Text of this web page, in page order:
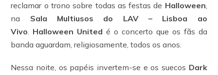
reclamar o trono sobre todas as festas de Halloween,
na Sala Multiusos do LAV – Lisboa ao
Vivo. Halloween United é o concerto que os fãs da
banda aguardam, religiosamente, todos os anos.
Nessa noite, os papéis invertem-se e os suecos Dark